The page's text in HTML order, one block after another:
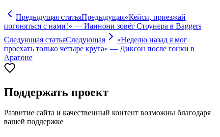
Предыдущая статьяПредыдущая«Кейси, приезжай
погоняться с нами!» — Ианнони зовёт Стоунера в Baggers
Следующая статьяСледующая
«Неделю назад я мог
проехать только четыре круга» — Диксон после гонки в
Арагоне
Поддержать проект
Развитие сайта и качественный контент возможны благодаря
вашей поддержке